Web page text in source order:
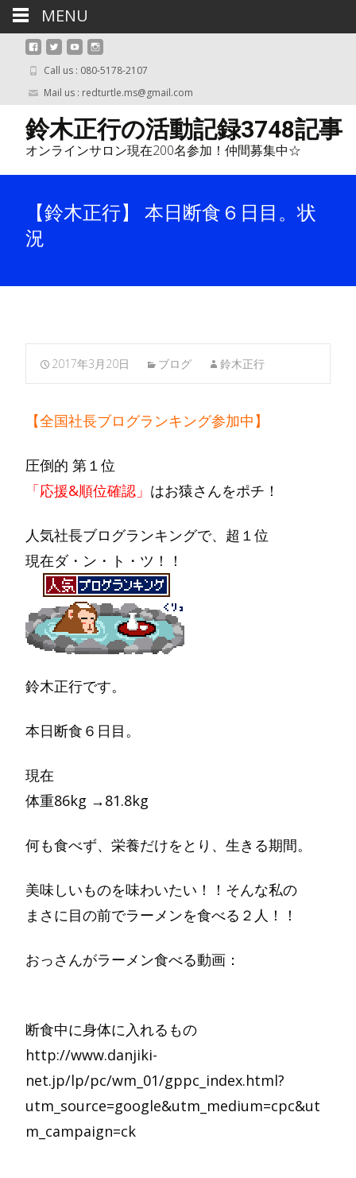
Call us : 080-5178-2107
Mail us : redturtle.ms@gmail.com
鈴木正行の活動記録3748記事
オンラインサロン現在200名参加！仲間募集中☆
【鈴木正行】 本日断食６日目。状
況
2017年3月20日 ブログ 鈴木正行
【全国社長ブログランキング参加中】
圧倒的 第１位
「応援&順位確認」 はお猿さんをポチ！
人気社長ブログランキングで、超１位
現在ダ・ン・ト・ツ！！
鈴木正行です。
本日断食６日目。
現在
体重86kg →81.8kg
何も食べず、栄養だけをとり、生きる期間。
美味しいものを味わいたい！！そんな私の
まさに目の前でラーメンを食べる２人！！
おっさんがラーメン食べる動画：
断食中に身体に入れるもの
http://www.danjiki-
net.jp/lp/pc/wm_01/gppc_index.html?
utm_source=google&utm_medium=cpc&ut
m_campaign=ck
MENU